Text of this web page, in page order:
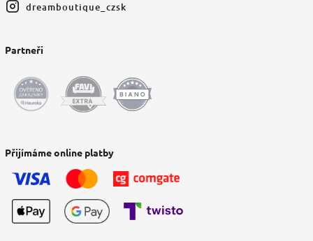
dreamboutique_czsk
Partneři
Přijímáme online platby